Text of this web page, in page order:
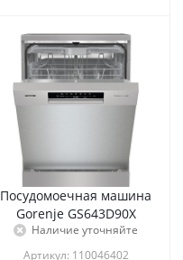
Посудомоечная машина
Gorenje GS643D90X
Наличие уточняйте
Артикул: 110046402